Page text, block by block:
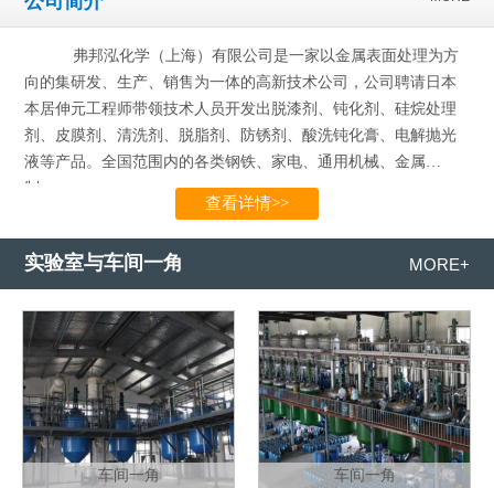
弗邦泓化学（上海）有限公司是一家以金属表面处理为方
向的集研发、生产、销售为一体的高新技术公司，公司聘请日本
本居伸元工程师带领技术人员开发出脱漆剂、钝化剂、硅烷处理
剂、皮膜剂、清洗剂、脱脂剂、防锈剂、酸洗钝化膏、电解抛光
液等产品。全国范围内的各类钢铁、家电、通用机械、金属
制…...
查看详情>>
实验室与车间一角 MORE+
车间一角 车间一角